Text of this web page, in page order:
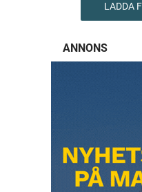
LADDA
ANNONS